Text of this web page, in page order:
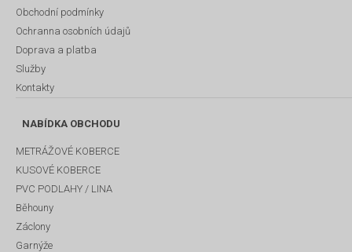
Obchodní podmínky
Ochranna osobních údajů
Doprava a platba
Služby
Kontakty
NABÍDKA OBCHODU
METRÁŽOVÉ KOBERCE
KUSOVÉ KOBERCE
PVC PODLAHY / LINA
Běhouny
Záclony
Garnýže